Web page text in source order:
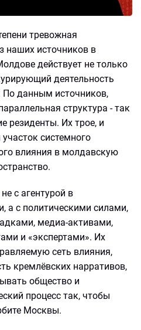
тревожная
наших источников в
действует не только
деятельность
По данным источников,
структура - так
резиденты. Их трое, и
системного
влияния в молдавскую
с агентурой в
а с политическими силами,
медиа-активами,
и «экспертами». Их
сеть влияния,
кремлёвских нарративов,
общество и
процесс так, чтобы
Москвы.